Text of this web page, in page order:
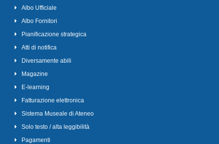
Albo Ufficiale
Albo Fornitori
Pianificazione strategica
Atti di notifica
Diversamente abili
Magazine
E-learning
Fatturazione elettronica
Sistema Museale di Ateneo
Solo testo / alta leggibilità
Pagamenti